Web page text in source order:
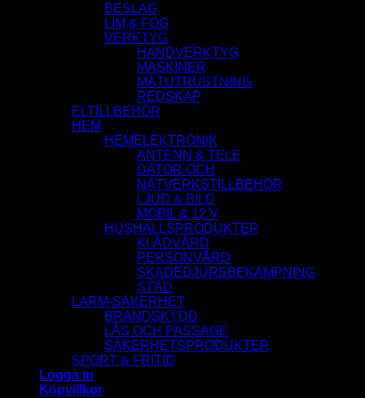
BESLAG
LIM & FOG
VERKTYG
HANDVERKTYG
MASKINER
MÄTUTRUSTNING
REDSKAP
ELTILLBEHÖR
HEM
HEMELEKTRONIK
ANTENN & TELE
DATOR OCH
NÄTVERKSTILLBEHÖR
LJUD & BILD
MOBIL & 12 V
HUSHALLSPRODUKTER
KLÄDVÅRD
PERSONVÅRD
SKADEDJURSBEKÄMPNING
STÄD
LARM-SÄKERHET
BRANDSKYDD
LÅS OCH PASSAGE
SÄKERHETSPRODUKTER
SPORT & FRITID
Logga in
Köpvillkor